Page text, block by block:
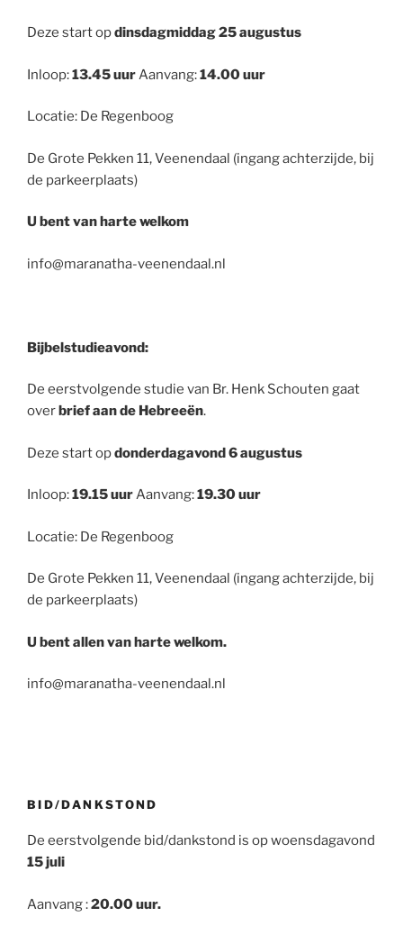
Deze start opdinsdagmiddag 25 augustus
Inloop:13.45 uur Aanvang:14.00 uur
Locatie: De Regenboog
De Grote Pekken 11, Veenendaal (ingang achterzijde, bij
de parkeerplaats)
U bent van harte welkom
info@maranatha-veenendaal.nl
Bijbelstudieavond:
De eerstvolgende studie van Br. Henk Schouten gaat
overbrief aan de Hebreeën.
Deze start opdonderdagavond 6 augustus
Inloop:19.15 uurAanvang:19.30 uur
Locatie: De Regenboog
De Grote Pekken 11, Veenendaal (ingang achterzijde, bij
de parkeerplaats)
U bent allen van harte welkom.
info@maranatha-veenendaal.nl
BID/DANKSTOND
De eerstvolgende bid/dankstond is op woensdagavond
15 juli
Aanvang :20.00 uur.